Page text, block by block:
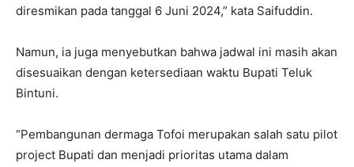
diresmikan pada tanggal 6 Juni 2024,” kata Saifuddin.
Namun, ia juga menyebutkan bahwa jadwal ini masih akan
disesuaikan dengan ketersediaan waktu Bupati Teluk
Bintuni.
“Pembangunan dermaga Tofoi merupakan salah satu pilot
project Bupati dan menjadi prioritas utama dalam